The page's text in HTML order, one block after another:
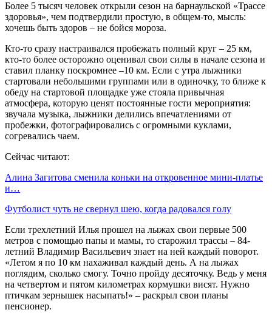
Более 5 тысяч человек открыли сезон на барнаульской «Трассе
здоровья», чем подтвердили простую, в общем-то, мысль:
хочешь быть здоров – не бойся мороза.
Кто-то сразу настраивался пробежать полный круг – 25 км,
кто-то более осторожно оценивал свои силы в начале сезона и
ставил планку поскромнее –10 км. Если с утра лыжники
стартовали небольшими группами или в одиночку, то ближе к
обеду на стартовой площадке уже стояла привычная
атмосфера, которую ценят постоянные гости мероприятия:
звучала музыка, лыжники делились впечатлениями от
пробежки, фотографировались с огромными куклами,
согревались чаем.
Сейчас читают:
Алина Загитова сменила коньки на откровенное мини-платье
и…
Футболист чуть не свернул шею, когда радовался голу
Если трехлетний Илья прошел на лыжах свои первые 500
метров с помощью папы и мамы, то старожил трассы – 84-
летний Владимир Васильевич знает на ней каждый поворот.
«Летом я по 10 км нахаживал каждый день. А на лыжах
поглядим, сколько смогу. Точно пройду десяточку. Ведь у меня
на четвертом и пятом километрах кормушки висят. Нужно
птичкам зернышек насыпать!» – раскрыл свои планы
пенсионер.